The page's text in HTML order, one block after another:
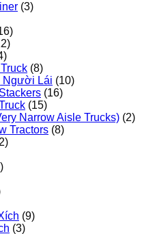
(3)
(8)
Người Lái (10)
(16)
(15)
Narrow Aisle Trucks) (2)
Tractors (8)
(9)
(3)